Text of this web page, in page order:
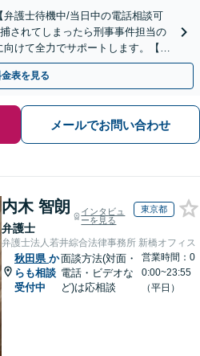
弁護士待機中/当日中の電話相談可
されてしまったら刑事事件担当の
けて全力でサポートします。【毎
応】
表を見る
メールでお問い合わせ
内木 智朗
弁護士
インタビュ
ーを見る
東京都
弁護士法人若井綜合法律事務所 新橋オフィス
秋田県 か
らも相談
受付中
面談方法(対面・
電話・ビデオな
ど)は応相談
営業時間：0
0:00~23:55
（平日）